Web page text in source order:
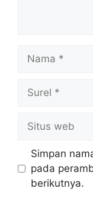
Nama
Surel
Situs
web
Simpan
pada
berikutnya.